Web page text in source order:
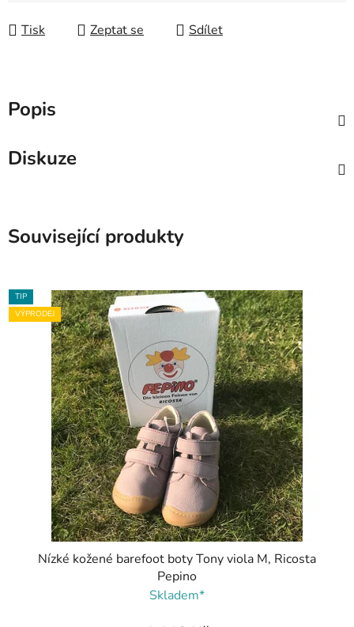
Tisk Zeptat se Sdílet
Popis
Diskuze
Související produkty
TIP
VÝPRODEJ
Nízké kožené barefoot boty Tony viola M, Ricosta
Pepino
Skladem*